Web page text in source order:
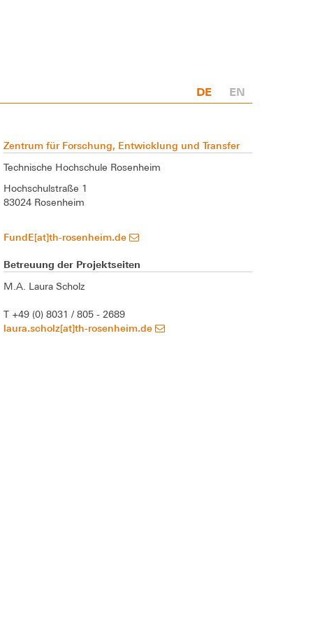
DE EN
Zentrum für Forschung, Entwicklung und Transfer
Technische Hochschule Rosenheim
Hochschulstraße 1
83024 Rosenheim
FundE[at]th-rosenheim.de
Betreuung der Projektseiten
M.A. Laura Scholz
T +49 (0) 8031 / 805 - 2689
laura.scholz[at]th-rosenheim.de